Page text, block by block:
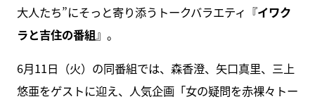
大人たち”にそっと寄り添うトークバラエティ『イワク
ラと吉住の番組』。
6月11日（火）の同番組では、森香澄、矢口真里、三上
悠亜をゲストに迎え、人気企画「女の疑問を赤裸々トー